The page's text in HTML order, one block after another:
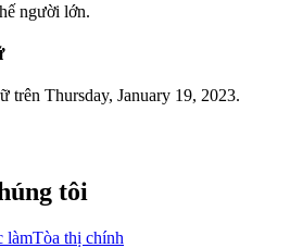
người lớn.
trên Thursday, January 19, 2023.
tôi
làmTòa thị chính